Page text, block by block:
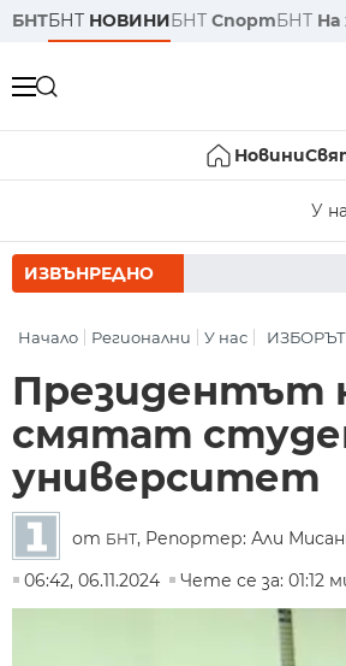
БНТБНТ НОВИНИБНТ СпортБНТ На
Новини
У
ИЗВЪНРЕДНО
Начало Регионални У нас
Президентът
смятат
университет
от БНТ, Репортер: Али
06:42, 06.11.2024
Чете се за: 01:12